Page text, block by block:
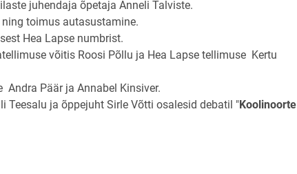
juhendaja õpetaja Anneli Talviste.
toimus autasustamine.
Hea Lapse numbrist.
võitis Roosi Põllu ja Hea Lapse tellimuse Kertu
Päär ja Annabel Kinsiver.
Teesalu ja õppejuht Sirle Võtti osalesid debatil "Koolinoorte